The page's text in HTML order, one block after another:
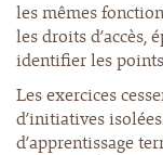
les mêmes
les droits d’accès,
identifier les
Les exercices
d’initiatives
d’apprentissage